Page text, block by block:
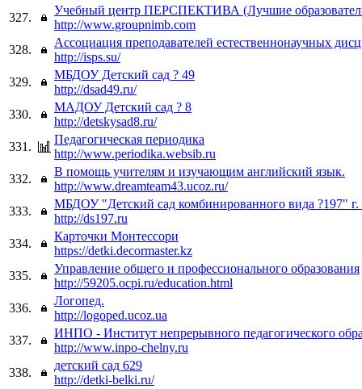
327.
Учебный центр ПЕРСПЕКТИВА (Лучшие
http://www.groupnimb.com
328.
Ассоциация преподавателей естественнонаучных
http://isps.su/
329.
МБДОУ Детский сад ? 49
http://dsad49.ru/
330.
МАДОУ Детский сад ? 8
http://detskysad8.ru/
331.
Педагогическая периодика
http://www.periodika.websib.ru
332.
В помощь учителям и изучающим английский язык.
http://www.dreamteam43.ucoz.ru/
333.
МБДОУ "Детский сад комбинированного вида ?197" г.
http://ds197.ru
334.
Карточки Монтессори
https://detki.decormaster.kz
335.
Управление общего и профессионального образования
http://59205.ocpi.ru/education.html
336.
Логопед.
http://logoped.ucoz.ua
337.
ИНПО - Институт непрерывного педагогического
http://www.inpo-chelny.ru
338.
детский сад 629
http://detki-belki.ru/